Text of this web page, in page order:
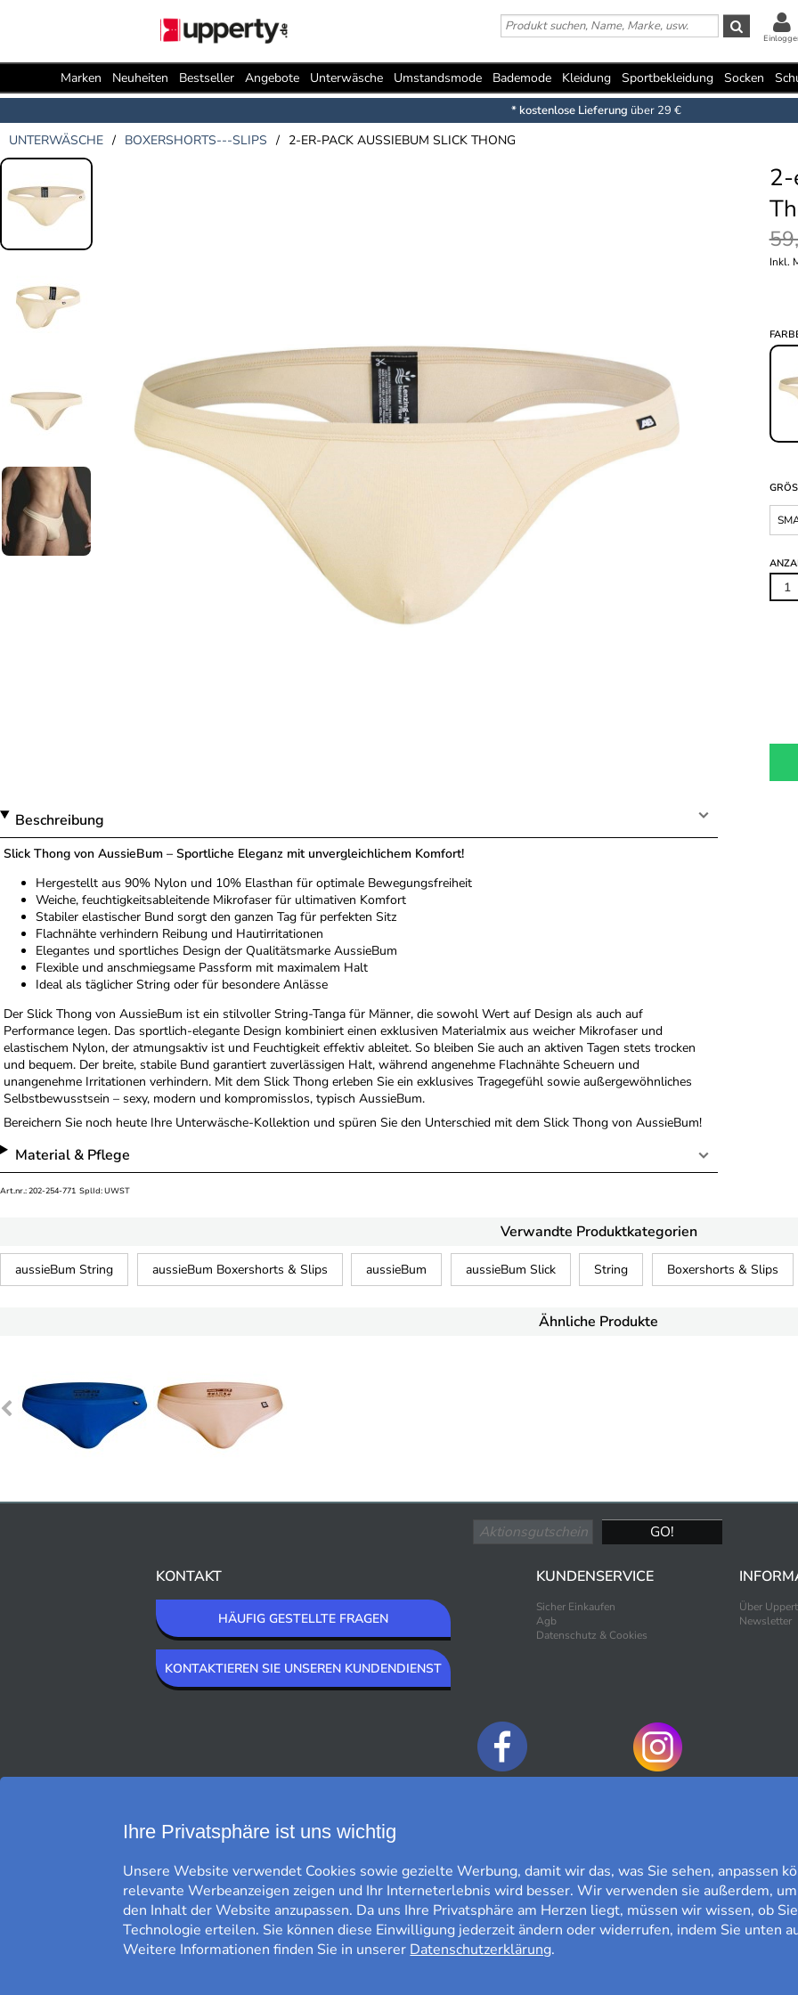
Marken Neuheiten Bestseller Angebote Unterwäsche Umstandsmode Bademode Kleidung Sportbekleidung Socken
* kostenlose Lieferung über 29 €
UNTERWÄSCHE / BOXERSHORTS---SLIPS / 2-ER-PACK AUSSIEBUM SLICK THONG
2-
Inkl.
Beschreibung
Slick Thong von AussieBum – Sportliche Eleganz mit unvergleichlichem Komfort!
Hergestellt aus 90% Nylon und 10% Elasthan für optimale Bewegungsfreiheit
Weiche, feuchtigkeitsableitende Mikrofaser für ultimativen Komfort
Stabiler elastischer Bund sorgt den ganzen Tag für perfekten Sitz
Flachnähte verhindern Reibung und Hautirritationen
Elegantes und sportliches Design der Qualitätsmarke AussieBum
Flexible und anschmiegsame Passform mit maximalem Halt
Ideal als täglicher String oder für besondere Anlässe
Der Slick Thong von AussieBum ist ein stilvoller String-Tanga für Männer, die sowohl Wert auf Design als auch auf
Performance legen. Das sportlich-elegante Design kombiniert einen exklusiven Materialmix aus weicher Mikrofaser und
elastischem Nylon, der atmungsaktiv ist und Feuchtigkeit effektiv ableitet. So bleiben Sie auch an aktiven Tagen stets trocken
und bequem. Der breite, stabile Bund garantiert zuverlässigen Halt, während angenehme Flachnähte Scheuern und
unangenehme Irritationen verhindern. Mit dem Slick Thong erleben Sie ein exklusives Tragegefühl sowie außergewöhnliches
Selbstbewusstsein – sexy, modern und kompromisslos, typisch AussieBum.
Bereichern Sie noch heute Ihre Unterwäsche-Kollektion und spüren Sie den Unterschied mit dem Slick Thong von AussieBum!
Material & Pflege
Art.nr.: 202-254-771 SplId: UWST
Verwandte Produktkategorien
aussieBum String aussieBum Boxershorts & Slips aussieBum aussieBum Slick String Boxershorts & Slips
Ähnliche Produkte
KONTAKT
HÄUFIG GESTELLTE FRAGEN
KONTAKTIEREN SIE UNSEREN KUNDENDIENST
KUNDENSERVICE
Sicher Einkaufen
Agb
Datenschutz & Cookies
Über
Newsletter
Ihre Privatsphäre ist uns wichtig
Unsere Website verwendet Cookies sowie gezielte Werbung, damit wir das, was Sie sehen, anpassen
relevante Werbeanzeigen zeigen und Ihr Interneterlebnis wird besser. Wir verwenden sie außerdem,
den Inhalt der Website anzupassen. Da uns Ihre Privatsphäre am Herzen liegt, müssen wir wissen, ob
Technologie erteilen. Sie können diese Einwilligung jederzeit ändern oder widerrufen, indem Sie unten
Weitere Informationen finden Sie in unserer Datenschutzerklärung.